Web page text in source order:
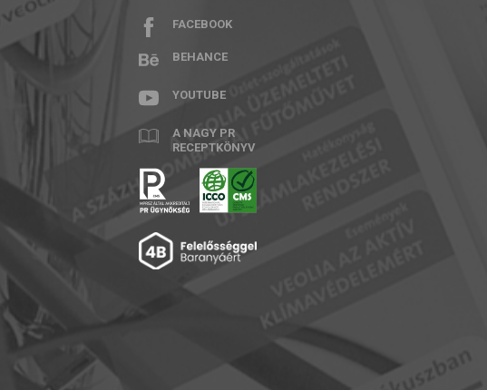
FACEBOOK
BEHANCE
YOUTUBE
A NAGY PR
RECEPTKÖNYV